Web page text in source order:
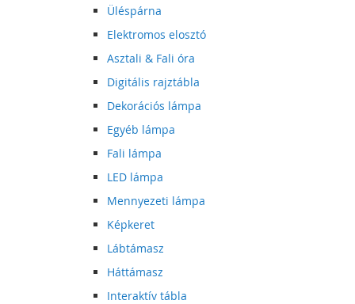
Üléspárna
Elektromos elosztó
Asztali & Fali óra
Digitális rajztábla
Dekorációs lámpa
Egyéb lámpa
Fali lámpa
LED lámpa
Mennyezeti lámpa
Képkeret
Lábtámasz
Háttámasz
Interaktív tábla